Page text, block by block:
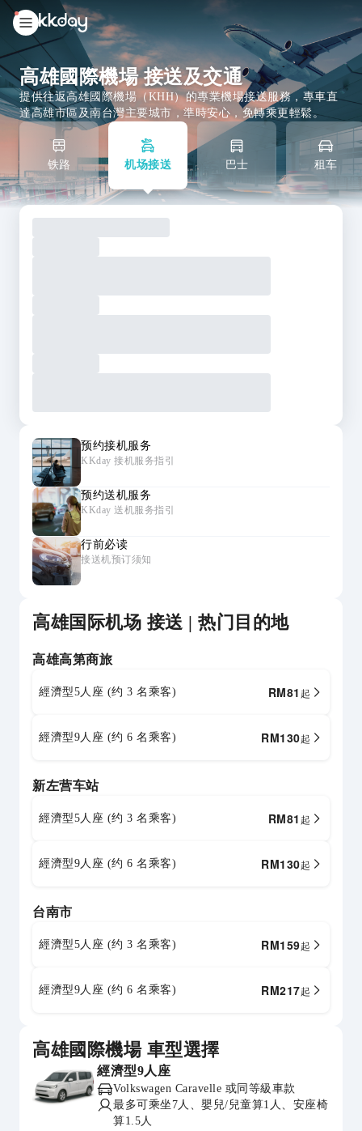
unread
notifications
高雄國際機場 接送及交通
提供往返高雄國際機場（KHH）的專業機場接送服務，專車直
達高雄市區及南台灣主要城市，準時安心，免轉乘更輕鬆。
铁路 机场接送 巴士 租车
预约接机服务
KKday 接机服务指引
预约送机服务
KKday 送机服务指引
行前必读
接送机预订须知
高雄国际机场 接送 | 热门目的地
高雄高第商旅
經濟型5人座 (约 3 名乘客) RM81 起
經濟型9人座 (约 6 名乘客) RM130起
新左营车站
經濟型5人座 (约 3 名乘客) RM81 起
經濟型9人座 (约 6 名乘客) RM130起
台南市
經濟型5人座 (约 3 名乘客) RM159起
經濟型9人座 (约 6 名乘客) RM217起
高雄國際機場 車型選擇
經濟型9人座
Volkswagen Caravelle 或同等級車款
最多可乘坐7人、嬰兒/兒童算1人、安座椅
算1.5人